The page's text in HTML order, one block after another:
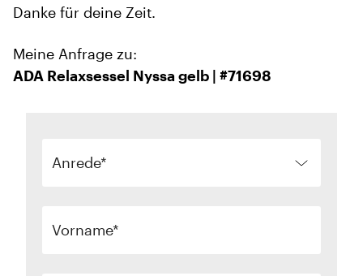
Danke für deine Zeit.
Meine Anfrage zu:
ADA Relaxsessel Nyssa gelb | #71698
Anrede
Vorname